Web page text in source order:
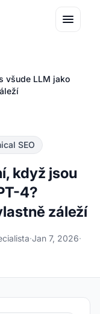
všude LLM jako
SEO
když jsou
4?
záleží
·Jan 7, 2026·